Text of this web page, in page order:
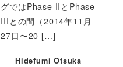
グではPhase IIとPhase
IIIとの間（2014年11月
27日〜20 […]
Hidefumi Otsuka